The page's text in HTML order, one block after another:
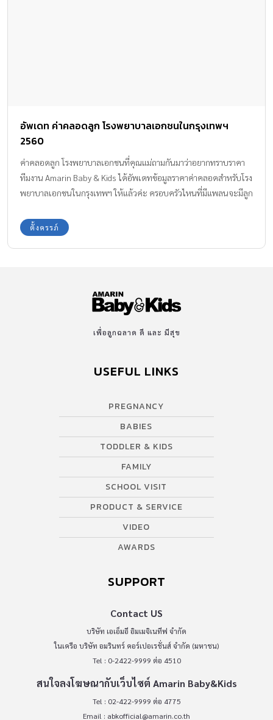
อัพเดท ค่าคลอดลูก โรงพยาบาลเอกชนในกรุงเทพฯ
2560
ค่าคลอดลูก โรงพยาบาลเอกชนที่คุณแม่ถามกันมาว่าอยากทราบราคา
ทีมงาน Amarin Baby & Kids ได้อัพเดทข้อมูลราคาค่าคลอดสำหรับโรง
พยาบาลเอกชนในกรุงเทพฯ ให้แล้วค่ะ ครอบครัวไหนที่มีแพลนจะมีลูก
ลูกด้วย ลองศึกษาข้อมูลที่นำมาให้ทราบนี้กันค่ะ
ตั้งครรภ์
เพื่อลูกฉลาด ดี และ มีสุข
USEFUL LINKS
PREGNANCY
BABIES
TODDLER & KIDS
FAMILY
SCHOOL VISIT
PRODUCT & SERVICE
VIDEO
AWARDS
SUPPORT
Contact US
บริษัท เอเอ็มอี อิมเมจิเนทีฟ จำกัด
ในเครือ บริษัท อมรินทร์ คอร์เปอเรชั่นส์ จำกัด (มหาชน)
Tel : 0-2422-9999 ต่อ 4510
สนใจลงโฆษณากับเว็บไซต์ Amarin Baby&Kids
Tel : 02-422-9999 ต่อ 4775
Email : abkofficial@amarin.co.th